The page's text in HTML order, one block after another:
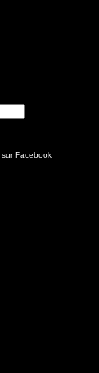
sur Facebook